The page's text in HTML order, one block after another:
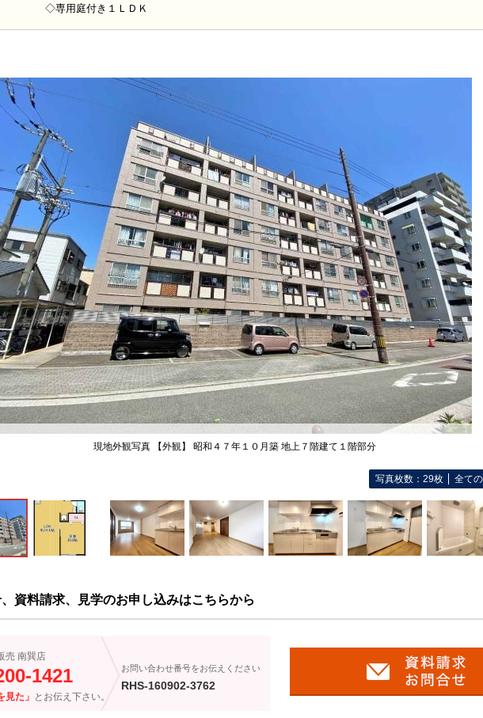
◇専用庭付き１ＬＤＫ
現地外観写真 【外観】 昭和４７年１０月築 地上７階建て１階部分
写真枚数：29枚 全て
資料請求、見学のお申し込みはこちらから
売 南巽店
1421
見た」 とお伝え下さい。
お問い合わせ番号をお伝えください
RHS-160902-3762